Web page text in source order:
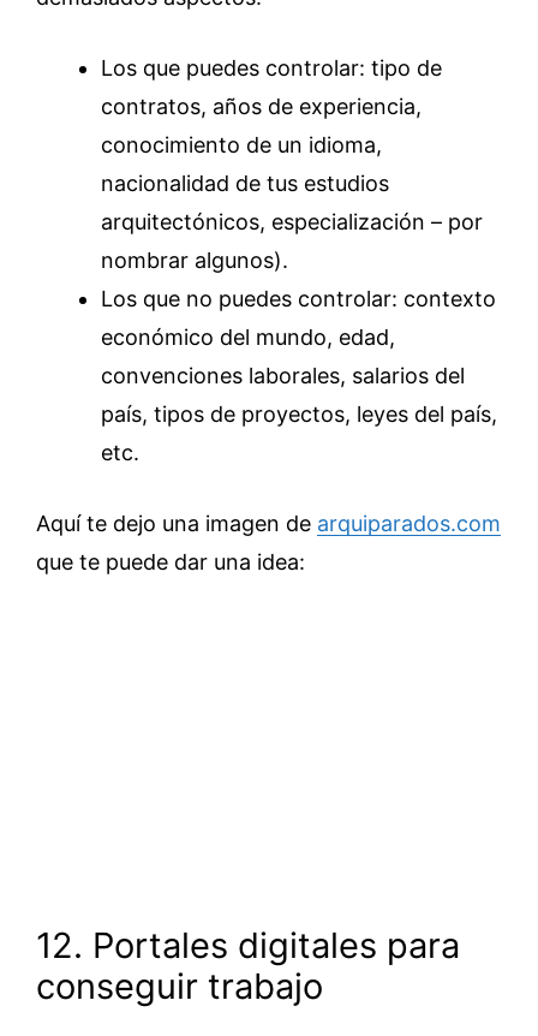
Los que puedes controlar: tipo de
contratos, años de experiencia,
conocimiento de un idioma,
nacionalidad de tus estudios
arquitectónicos, especialización – por
nombrar algunos).
Los que no puedes controlar: contexto
económico del mundo, edad,
convenciones laborales, salarios del
país, tipos de proyectos, leyes del país,
etc.
Aquí te dejo una imagen de arquiparados.com
que te puede dar una idea:
12. Portales digitales para
conseguir trabajo